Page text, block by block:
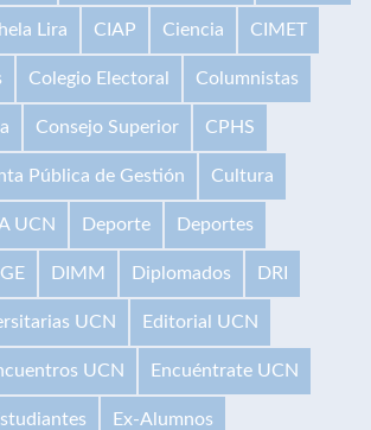
Lira CIAP Ciencia CIMET
Colegio Electoral Columnistas
Consejo Superior CPHS
Pública de Gestión Cultura
UCN Deporte Deportes
DIMM Diplomados DRI
UCN Editorial UCN
UCN Encuéntrate UCN
Ex-Alumnos